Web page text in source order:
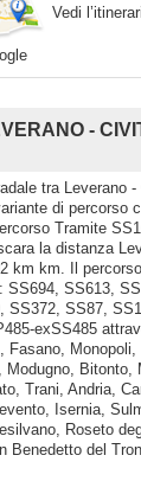
Vedi
-
tra Leverano
di percorso
Tramite
la distanza
km km. Il
SS694, SS613,
SS372, SS87,
exSS485
Fasano, Monopoli,
Modugno, Bitonto,
Trani, Andria,
Isernia,
Roseto
Benedetto del